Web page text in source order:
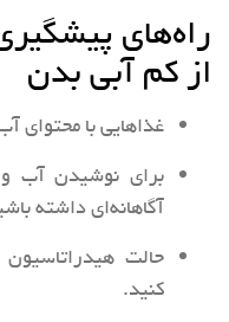
راه‌های
از کم آبی بدن
غذاهایی با محتوای
برای نوشیدن آب
آگاهانه‌ای داشته
حالت
کنید.